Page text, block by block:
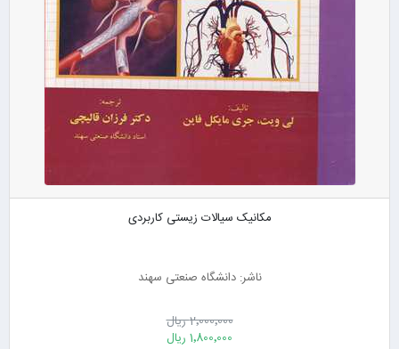
مکانیک سیالات زیستی کاربردی
ناشر: دانشگاه صنعتی سهند
2٬000٬000 ریال
1٬800٬000 ریال